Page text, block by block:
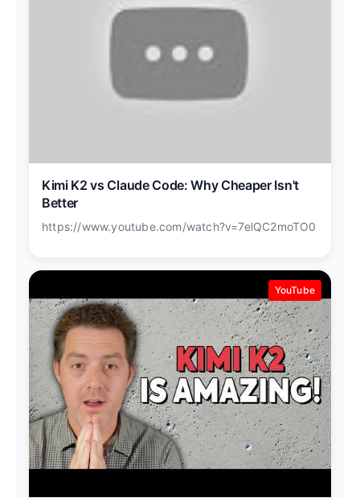
Kimi K2 vs Claude Code: Why Cheaper Isn't
Better
https://www.youtube.com/watch?v=7elQC2moTO0
YouTube